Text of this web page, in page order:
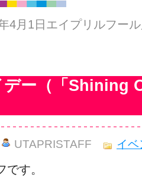
4月1日エイプリルフー
デー（「Shining
UTAPRISTAFF イベ
す。